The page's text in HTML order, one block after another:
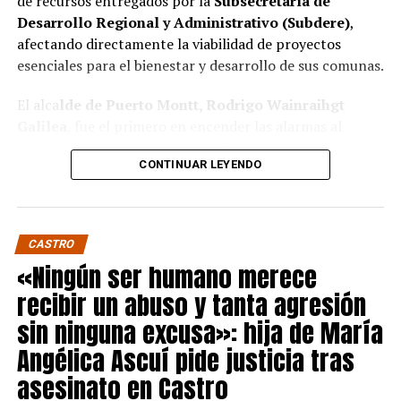
Desarrollo Regional y Administrativo (Subdere),
afectando directamente la viabilidad de proyectos
esenciales para el bienestar y desarrollo de sus comunas.
El alca lde de Puerto Montt, Rodrigo Wainraihgt
denunciar públicamente que la Subdere no cuenta con
fondos para financiar iniciativas del Programa de
Mejoramiento de Barrios (PMB), a pesar de que muchas
ya estaban declaradas elegibles.
historia, la Subdere no tiene recursos para estos
programas fundamentales”, afirmó el edil de la capital
regional de Los Lagos.
Sus pares de Chiloé respaldaron sus declaraciones,
manifestando su inquietud por el impacto que esta
situación tendrá en sus comunas.
CONTINUAR LEYENDO
CASTRO
«Ningún ser humano merece
recibir un abuso y tanta agresión
sin ninguna excusa»: hija de María
Angélica Ascuí pide justicia tras
asesinato en Castro